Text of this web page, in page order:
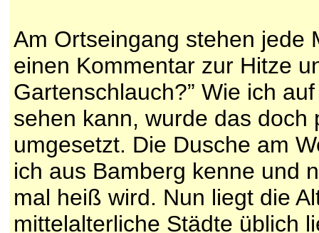
Am Ortseingang stehen jede
einen Kommentar zur Hitze
Gartenschlauch?” Wie ich
sehen kann, wurde das doch
umgesetzt. Die Dusche am
ich aus Bamberg kenne und
mal heiß wird. Nun liegt die
mittelalterliche Städte üblich